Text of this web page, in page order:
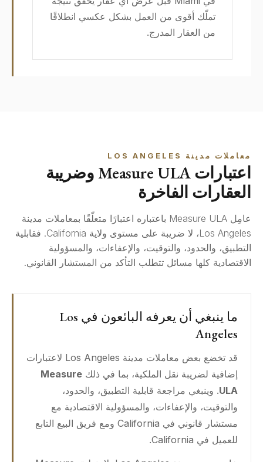
تملّك أقوى من العمل بشكل عكسي انطلاقًا
من العقار المدرج.
معاملات مدينة LOS ANGELES
اعتبارات Measure ULA وضريبة
العقارات الفاخرة
عامِل Measure ULA باعتباره اعتبارًا متعلّقًا بمعاملات مدينة
Los Angeles، لا ضريبة على مستوى ولاية California. فقابلية
التطبيق، والحدود، والتوقيت، والإعفاءات، والمسؤولية
الاقتصادية كلها مسائل تتطلب التأكد من المستشار القانوني.
ما ينبغي أن يعرفه البائعون في Los
Angeles
قد تخضع بعض معاملات مدينة Los Angeles لاعتبارات
إضافية لضريبة نقل الملكية، بما في ذلك Measure
ULA. وينبغي مراجعة قابلية التطبيق، والحدود،
والتوقيت، والإعفاءات، والمسؤولية الاقتصادية مع
مستشار قانوني في California ومع فريق البيع التابع
للعميل في California.